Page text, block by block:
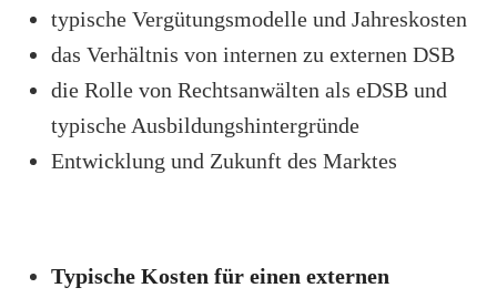
typische Vergütungsmodelle und Jahreskosten
das Verhältnis von internen zu externen DSB
die Rolle von Rechtsanwälten als eDSB und
typische Ausbildungshintergründe
Entwicklung und Zukunft des Marktes
Typische Kosten für einen externen